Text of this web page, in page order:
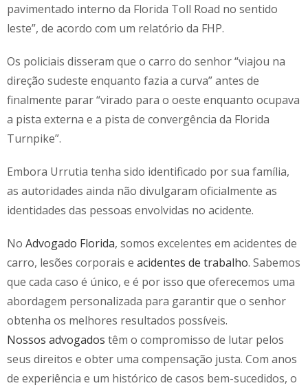
pavimentado interno da Florida Toll Road no sentido
leste”, de acordo com um relatório da FHP.
Os policiais disseram que o carro do senhor “viajou na
direção sudeste enquanto fazia a curva” antes de
finalmente parar “virado para o oeste enquanto ocupava
a pista externa e a pista de convergência da Florida
Turnpike”.
Embora Urrutia tenha sido identificado por sua família,
as autoridades ainda não divulgaram oficialmente as
identidades das pessoas envolvidas no acidente.
No Advogado Florida, somos excelentes em acidentes de
carro, lesões corporais e acidentes de trabalho. Sabemos
que cada caso é único, e é por isso que oferecemos uma
abordagem personalizada para garantir que o senhor
obtenha os melhores resultados possíveis.
Nossos advogados têm o compromisso de lutar pelos
seus direitos e obter uma compensação justa. Com anos
de experiência e um histórico de casos bem-sucedidos, o